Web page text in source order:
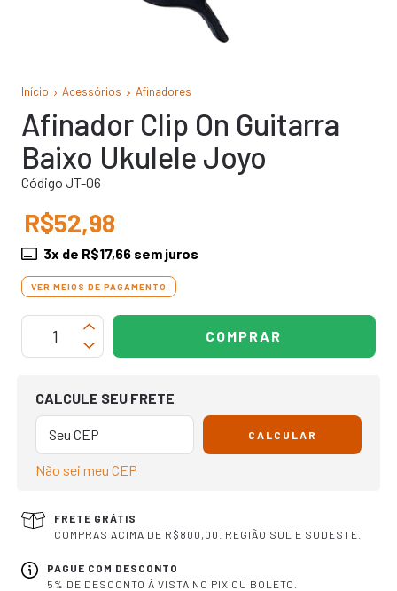
Início Acessórios Afinadores
Afinador Clip On Guitarra
Baixo Ukulele Joyo
Código JT-06
R$52,98
3x de R$17,66 sem juros
VER MEIOS DE PAGAMENTO
OPÇÕES DE FRETE
CALCULE SEU FRETE
CALCULAR
Não sei meu CEP
FRETE GRÁTIS
COMPRAS ACIMA DE R$800,00. REGIÃO SUL E SUDESTE.
PAGUE COM DESCONTO
5% DE DESCONTO À VISTA NO PIX OU BOLETO.